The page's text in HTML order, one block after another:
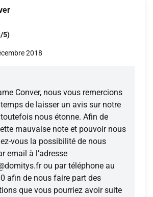
5)
2018
Conver, nous vous remercions
de laisser un avis sur notre
nous étonne. Afin de
mauvaise note et pouvoir nous
vous la possibilité de nous
email à l’adresse
ou par téléphone au
afin de nous faire part des
que vous pourriez avoir suite